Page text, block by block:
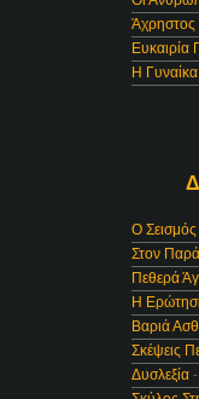
Άχρηστος
Ευκαιρία
Η
Ο Σεισμός
Στον
Πεθερά
Η
Βαριά
Σκέψεις
Δυσλεξία